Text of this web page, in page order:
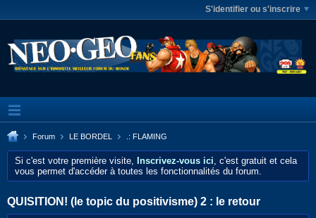
S'identifier ou s'inscrire
Forum LE BORDEL .: FLAMING
Si c'est votre première visite, Inscrivez-vous ici, c'est gratuit et cela
vous permet d'accéder à toutes les fonctionnalités du forum.
QUISITION! (le topic du positivisme) 2 : le retour